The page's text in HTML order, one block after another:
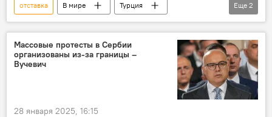
отставка В мире
Турция
Реджеп Эрдоган
выборы
Еще 2
Массовые протесты в Сербии
организованы из-за границы –
Вучевич
28 января 2025, 16:15